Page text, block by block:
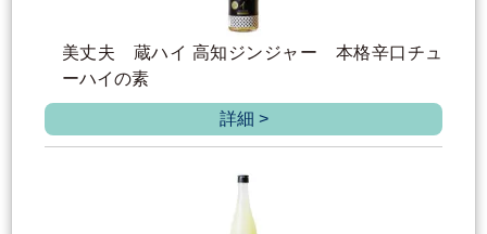
美丈夫 蔵ハイ 高知ジンジャー 本格辛口チュ
ーハイの素
詳細 >